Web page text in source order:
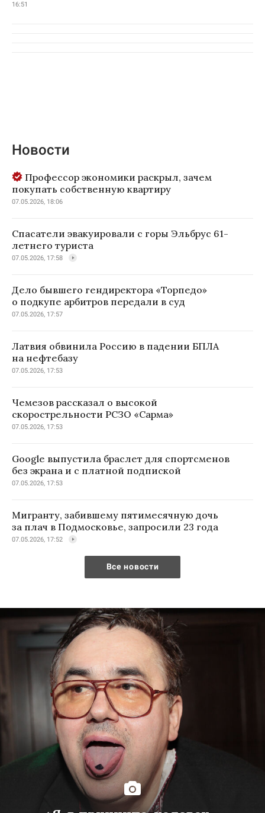
16:51
Новости
Профессор экономики раскрыл, зачем
покупать собственную квартиру
07.05.2026, 18:06
Спасатели эвакуировали с горы Эльбрус 61-
летнего туриста
07.05.2026, 17:58
Дело бывшего гендиректора «Торпедо»
о подкупе арбитров передали в суд
07.05.2026, 17:57
Латвия обвинила Россию в падении БПЛА
на нефтебазу
07.05.2026, 17:53
Чемезов рассказал о высокой
скорострельности РСЗО «Сарма»
07.05.2026, 17:53
Google выпустила браслет для спортсменов
без экрана и с платной подпиской
07.05.2026, 17:53
Мигранту, забившему пятимесячную дочь
за плач в Подмосковье, запросили 23 года
07.05.2026, 17:52
Все новости